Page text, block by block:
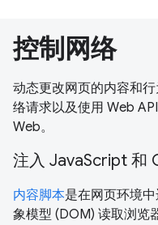
控制网络
动态更改网页的内容和
络请求以及使用 Web
Web。
注入 JavaScript 和
内容脚本是在网页环境
象模型 (DOM) 读取浏览